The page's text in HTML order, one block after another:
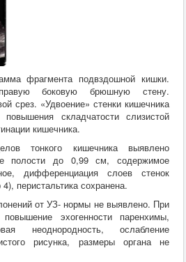
фрагмента подвздошной кишки.
боковую брюшную стену.
срез. «Удвоение» стенки кишечника
складчатости слизистой
кишечника.
тонкого кишечника выявлено
полости до 0,99 см, содержимое
дифференциация слоев стенок
перистальтика сохранена.
от УЗ- нормы не выявлено. При
эхогенности паренхимы,
неоднородность, ослабление
рисунка, размеры органа не